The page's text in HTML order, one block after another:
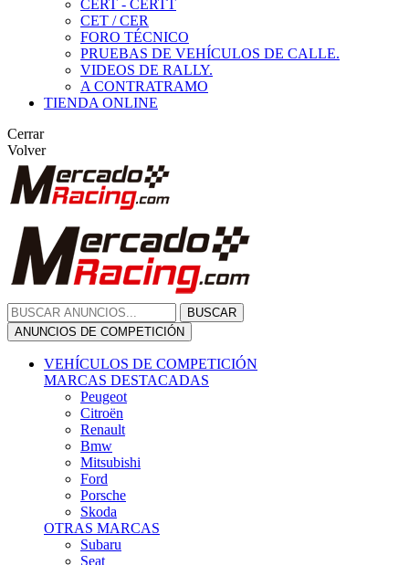
CERT - CERTT
CET / CER
FORO TÉCNICO
PRUEBAS DE VEHÍCULOS DE CALLE.
VIDEOS DE RALLY.
A CONTRATRAMO
TIENDA ONLINE
Cerrar
Volver
BUSCAR
ANUNCIOS DE COMPETICIÓN
VEHÍCULOS DE COMPETICIÓN
MARCAS DESTACADAS
Peugeot
Citroën
Renault
Bmw
Mitsubishi
Ford
Porsche
Skoda
OTRAS MARCAS
Subaru
Seat